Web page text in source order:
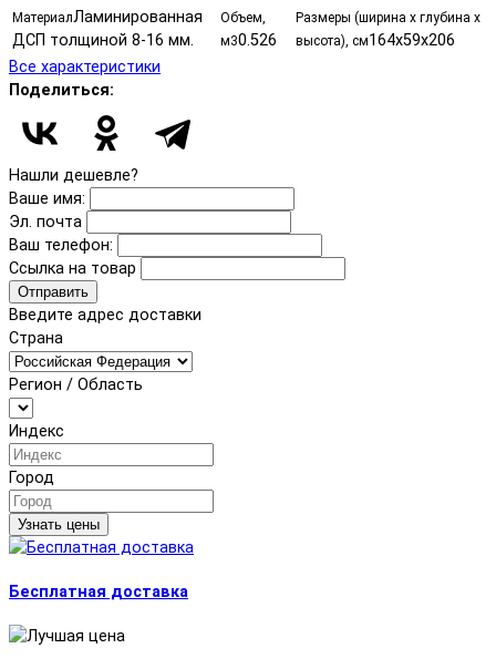
МатериалЛаминированная
ДСП толщиной 8-16 мм.
Объем,
м30.526
Размеры (ширина х глубина х
высота), см164х59х206
Все характеристики
Поделиться:
Нашли дешевле?
Ваше имя:
Эл. почта
Ваш телефон:
Ссылка на товар
Отправить
Введите адрес доставки
Страна
Регион / Область
Индекс
Город
Узнать цены
Бесплатная доставка